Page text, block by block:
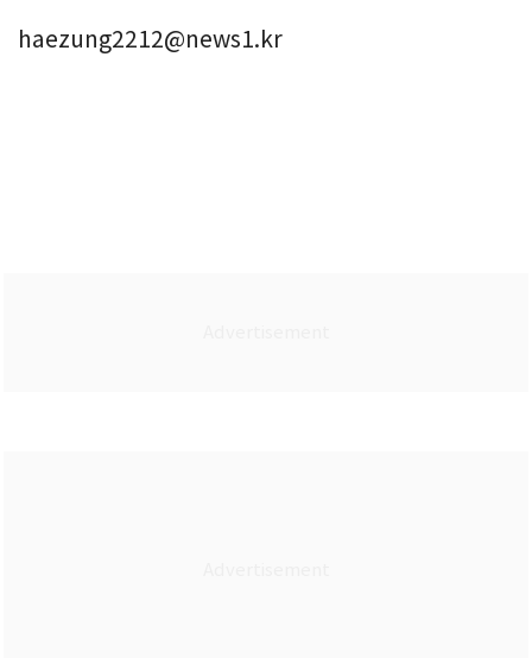
haezung2212@news1.kr